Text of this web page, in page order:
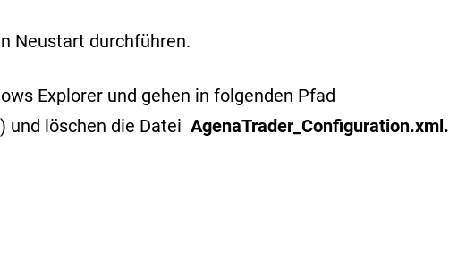
Neustart durchführen.
Explorer und gehen in folgenden Pfad
und löschen die Datei AgenaTrader_Configuration.xml.